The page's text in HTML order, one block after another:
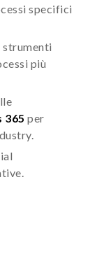
specifici
strumenti
più
365 per